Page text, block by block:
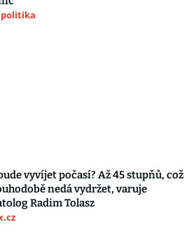
politika
vyvíjet počasí? Až 45 stupňů, což
nedá vydržet, varuje
Radim Tolasz